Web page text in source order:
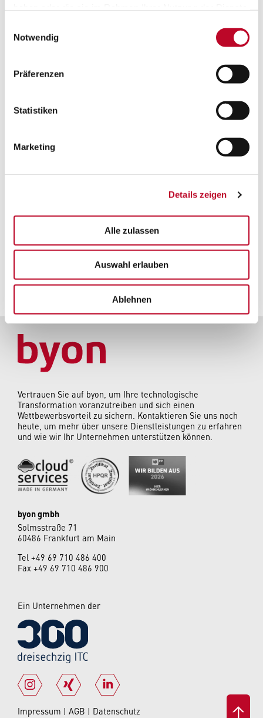
Notwendig
Präferenzen
Statistiken
Marketing
Details zeigen
Alle zulassen
Auswahl erlauben
Ablehnen
Wahl!
Kollaborationsplattformen nehmen eine entscheidende
Unternehmen? Im aktuellen Beitrag der CallCenter
Profi klären wir über die Unterschiede und Vorteile von
Vertrauen Sie auf byon, um Ihre technologische
Transformation voranzutreiben und sich einen
Wettbewerbsvorteil zu sichern. Kontaktieren Sie uns noch
heute, um mehr über unsere Dienstleistungen zu erfahren
und wie wir Ihr Unternehmen unterstützen können.
byon gmbh
Solmsstraße 71
60486 Frankfurt am Main
Tel +49 69 710 486 400
Fax +49 69 710 486 900
Ein Unternehmen der
Impressum AGB Datenschutz